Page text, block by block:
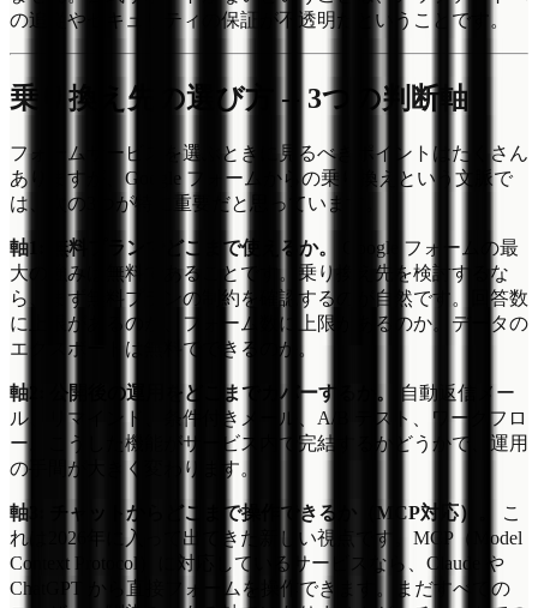
の追従やセキュリティの保証が不透明だということです。
乗り換え先の選び方 -- 3つの判断軸
フォームサービスを選ぶときに見るべきポイントはたくさん
ありますが、Google フォームからの乗り換えという文脈で
は、次の3つが特に重要だと思っています。
軸1: 無料プランでどこまで使えるか。
Google フォームの最
大の強みは無料であることです。乗り換え先を検討するな
ら、まず無料プランの制約を確認するのが自然です。回答数
に上限があるのか、フォーム数に上限があるのか。データの
エクスポートは無料でできるのか。
軸2: 公開後の運用をどこまでカバーするか。
自動返信メー
ル、リマインド、条件付きメール、A/B テスト、ワークフロ
ー。こうした機能がサービス内で完結するかどうかで、運用
の手間が大きく変わります。
軸3: チャットからどこまで操作できるか（MCP対応）。
こ
れは2026年に入って出てきた新しい視点です。MCP（Model
Context Protocol）に対応しているサービスなら、Claude や
ChatGPT から直接フォームを操作できます。まだすべての